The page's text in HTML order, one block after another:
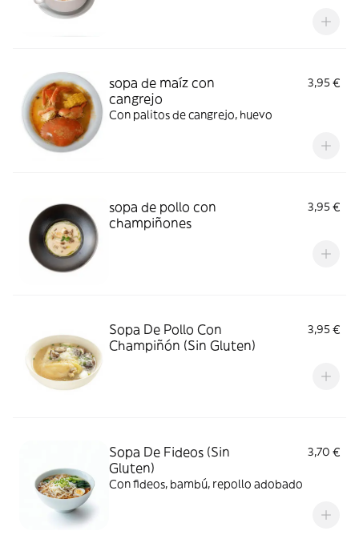
sopa de maíz con
cangrejo
3,95 €
Con palitos de cangrejo, huevo
sopa de pollo con
champiñones
3,95 €
Sopa De Pollo Con
Champiñón (Sin Gluten)
3,95 €
Sopa De Fideos (Sin
Gluten)
3,70 €
Con fideos, bambú, repollo adobado